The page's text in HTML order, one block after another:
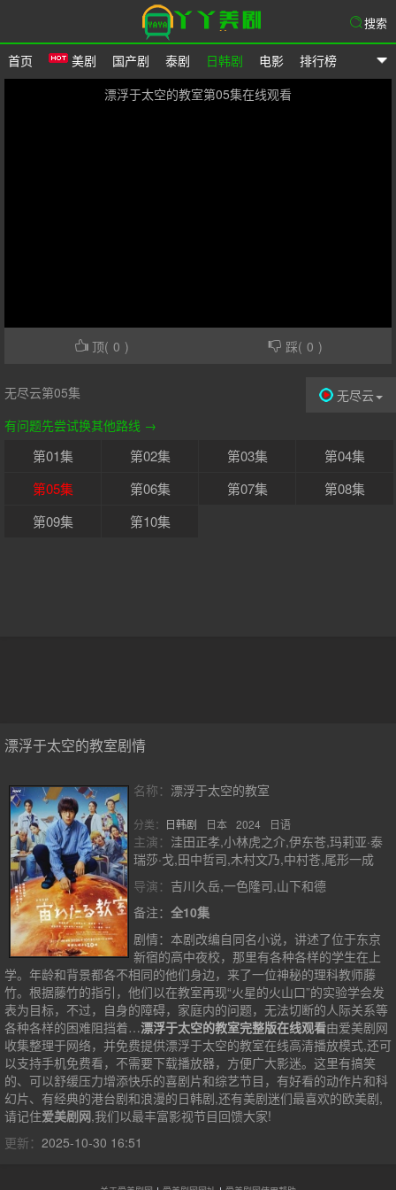
爱美剧网
首页 美剧 国产剧 泰剧 日韩剧 电影 排行榜
搜索
漂浮于太空的教室第05集在线观看
顶( 0 ) 踩( 0 )
无尽云
无尽云第05集
有问题先尝试换其他路线 →
第01集 第02集 第03集
第04集
第05集
第06集 第07集
第08集
第09集
第10集
漂浮于太空的教室剧情
名称： 漂浮于太空的教室
分类： 日韩剧 日本 2024 日语
主演： 洼田正孝,小林虎之介,伊东苍,玛莉亚·泰
瑞莎·戈,田中哲司,木村文乃,中村苍,尾形一成
导演： 吉川久岳,一色隆司,山下和德
备注： 全10集
剧情： 本剧改编自同名小说，讲述了位于东京
新宿的高中夜校，那里有各种各样的学生在上
学。年龄和背景都各不相同的他们身边，来了一位神秘的理科教师藤
竹。根据藤竹的指引，他们以在教室再现“火星的火山口”的实验学会发
表为目标，不过，自身的障碍，家庭内的问题，无法切断的人际关系等
各种各样的困难阻挡着…漂浮于太空的教室完整版在线观看由爱美剧网
收集整理于网络，并免费提供漂浮于太空的教室在线高清播放模式,还可
以支持手机免费看，不需要下载播放器，方便广大影迷。这里有搞笑
的、可以舒缓压力增添快乐的喜剧片和综艺节目，有好看的动作片和科
幻片、有经典的港台剧和浪漫的日韩剧,还有美剧迷们最喜欢的欧美剧,
请记住爱美剧网,我们以最丰富影视节目回馈大家!
更新： 2025-10-30 16:51